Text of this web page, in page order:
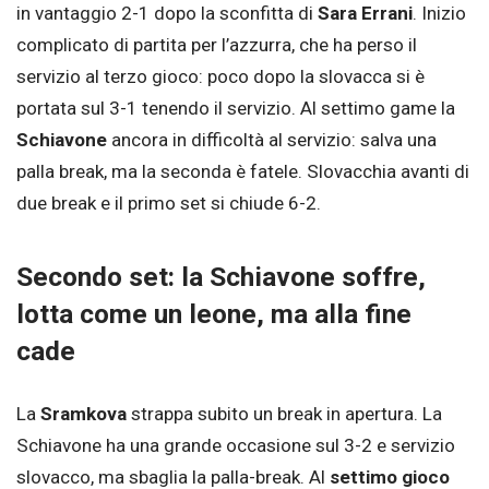
in vantaggio 2-1 dopo la sconfitta di Sara Errani. Inizio
complicato di partita per l’azzurra, che ha perso il
servizio al terzo gioco: poco dopo la slovacca si è
portata sul 3-1 tenendo il servizio. Al settimo game la
Schiavone ancora in difficoltà al servizio: salva una
palla break, ma la seconda è fatele. Slovacchia avanti di
due break e il primo set si chiude 6-2.
Secondo set: la Schiavone soffre,
lotta come un leone, ma alla fine
cade
La Sramkova strappa subito un break in apertura. La
Schiavone ha una grande occasione sul 3-2 e servizio
slovacco, ma sbaglia la palla-break. Al settimo gioco